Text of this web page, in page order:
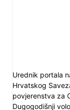
Urednik portala
Hrvatskog
povjerenstva za
Dugogodišnji